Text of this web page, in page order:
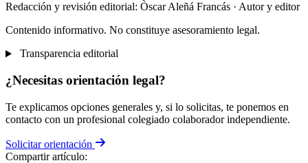
Redacción y revisión editorial: Òscar Aleñá Francás · Autor y editor
Contenido informativo. No constituye asesoramiento legal.
Transparencia editorial
¿Necesitas orientación legal?
Te explicamos opciones generales y, si lo solicitas, te ponemos en
contacto con un profesional colegiado colaborador independiente.
Solicitar orientación
Compartir artículo: